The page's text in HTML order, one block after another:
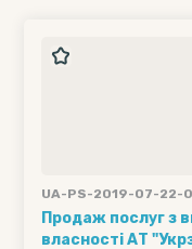
UA-PS-2019-07-22-
Продаж послуг з
власності АТ